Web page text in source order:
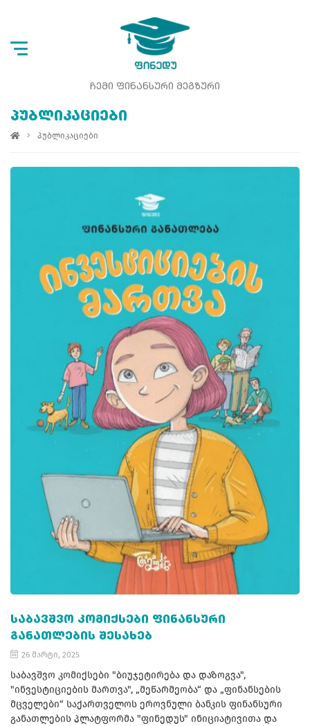
ᲩᲔᲛᲘ ᲤᲘᲜᲐᲜᲡᲣᲠᲘ ᲛᲔᲒᲖᲣᲠᲘ
ᲞᲣᲑᲚᲘᲙᲐᲪᲘᲔᲑᲘ
პუბლიკაციები
ᲡᲐᲑᲐᲕᲨᲕᲝ ᲙᲝᲛᲘᲥᲡᲔᲑᲘ ᲤᲘᲜᲐᲜᲡᲣᲠᲘ
ᲒᲐᲜᲐᲗᲚᲔᲑᲘᲡ ᲨᲔᲡᲐᲮᲔᲑ
26 მარტი, 2025
საბავშვო კომიქსები "ბიუჯეტირება და დაზოგვა",
"ინვესტიციების მართვა", „მეწარმეობა“ და „ფინანსების
მცველები“ საქართველოს ეროვნული ბანკის ფინანსური
განათლების პლატფორმა "ფინედუს" ინიციატივითა და